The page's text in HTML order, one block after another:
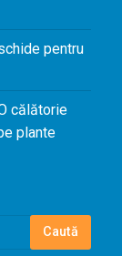
pentru
călătorie
plante